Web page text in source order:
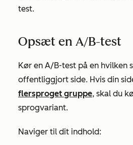
test.
Opsæt en A/B-test
Kør en A/B-test på en hvilken
offentliggjort side. Hvis din
flersproget gruppe, skal du
sprogvariant.
Naviger til dit indhold: